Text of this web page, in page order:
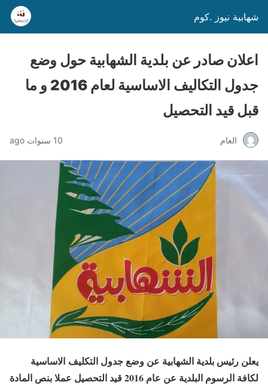
شهابية نيوز .كوم
اعلان صادر عن بلدية الشهابية حول وضع
جدول التكاليف الاساسية لعام 2016 و ما
قبل قيد التحصيل
العام 10 سنوات ago
يعلن رئيس بلدية الشهابية عن وضع جدول التكليف الاساسية
لكافة الرسوم البلدية عن عام 2016 قيد التحصيل عملا بنص المادة